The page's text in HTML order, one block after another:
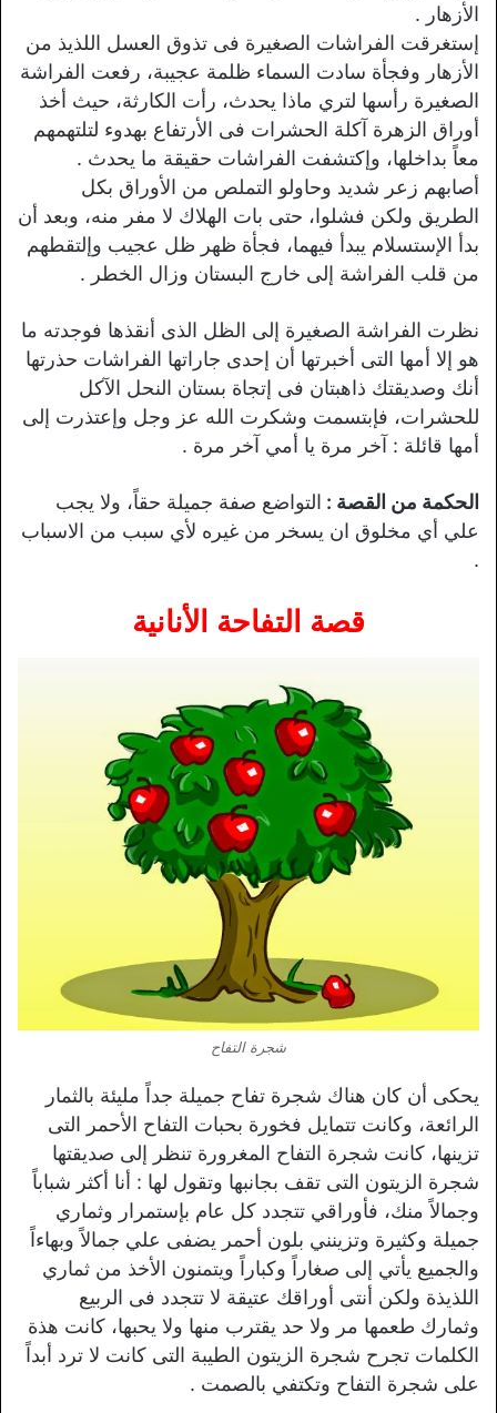
الأزهار .
إستغرقت الفراشات الصغيرة فى تذوق العسل اللذيذ من
الأزهار وفجأة سادت السماء ظلمة عجيبة، رفعت الفراشة
الصغيرة رأسها لتري ماذا يحدث، رأت الكارثة، حيث أخذ
أوراق الزهرة آكلة الحشرات فى الأرتفاع بهدوء لتلتهمهم
معاً بداخلها، وإكتشفت الفراشات حقيقة ما يحدث .
أصابهم زعر شديد وحاولو التملص من الأوراق بكل
الطريق ولكن فشلوا، حتى بات الهلاك لا مفر منه، وبعد أن
بدأ الإستسلام يبدأ فيهما، فجأة ظهر ظل عجيب وإلتقطهم
من قلب الفراشة إلى خارج البستان وزال الخطر .
نظرت الفراشة الصغيرة إلى الظل الذى أنقذها فوجدته ما
هو إلا أمها التى أخبرتها أن إحدى جاراتها الفراشات حذرتها
أنك وصديقتك ذاهبتان فى إتجاة بستان النحل الآكل
للحشرات، فإبتسمت وشكرت الله عز وجل وإعتذرت إلى
أمها قائلة : آخر مرة يا أمي آخر مرة .
الحكمة من القصة : التواضع صفة جميلة حقاً، ولا يجب
علي أي مخلوق ان يسخر من غيره لأي سبب من الاسباب
.
قصة التفاحة الأنانية
شجرة التفاح
يحكى أن كان هناك شجرة تفاح جميلة جداً مليئة بالثمار
الرائعة، وكانت تتمايل فخورة بحبات التفاح الأحمر التى
تزينها، كانت شجرة التفاح المغرورة تنظر إلى صديقتها
شجرة الزيتون التى تقف بجانبها وتقول لها : أنا أكثر شباباً
وجمالاً منك، فأوراقي تتجدد كل عام بإستمرار وثماري
جميلة وكثيرة وتزينني بلون أحمر يضفى علي جمالاً وبهاءاً
والجميع يأتي إلى صغاراً وكباراً ويتمنون الأخذ من ثماري
اللذيذة ولكن أنتى أوراقك عتيقة لا تتجدد فى الربيع
وثمارك طعمها مر ولا حد يقترب منها ولا يحبها، كانت هذة
الكلمات تجرح شجرة الزيتون الطيبة التى كانت لا ترد أبداً
على شجرة التفاح وتكتفي بالصمت .